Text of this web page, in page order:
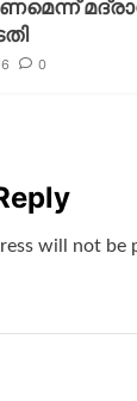
0
will not be